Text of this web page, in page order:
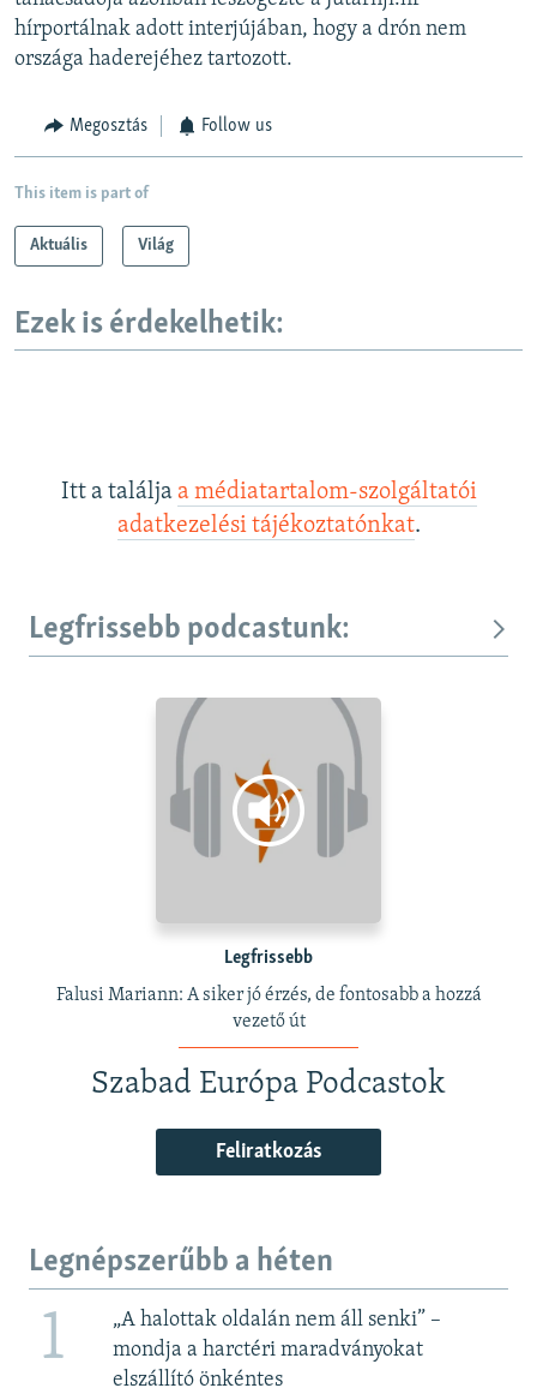
hírportálnak adott interjújában, hogy a drón nem
országa haderejéhez tartozott.
Megosztás Follow us
This item is part of
Aktuális Világ
Ezek is érdekelhetik:
Itt a találja a médiatartalom-szolgáltatói
adatkezelési tájékoztatónkat.
Legfrissebb podcastunk:
Legfrissebb
Falusi Mariann: A siker jó érzés, de fontosabb a hozzá
vezető út
Szabad Európa Podcastok
Feliratkozás
Legnépszerűbb a héten
1
„A halottak oldalán nem áll senki” –
mondja a harctéri maradványokat
elszállító önkéntes